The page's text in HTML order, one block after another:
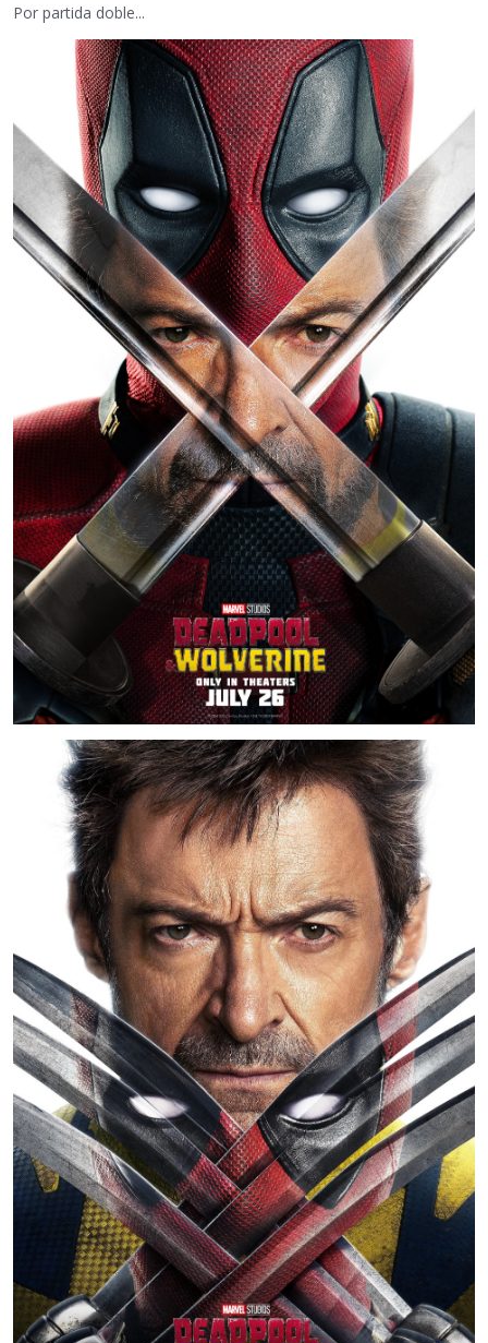
Por partida doble...